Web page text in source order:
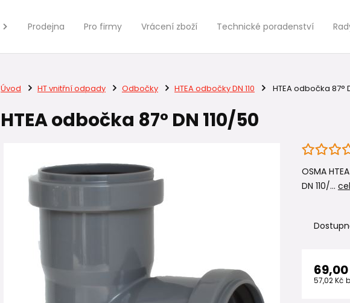
Prodejna Pro firmy Vrácení zboží Technické poradenství
Úvod HT vnitřní odpady Odbočky HTEA odbočky DN 110 HTEA odbočka 87°
HTEA odbočka 87° DN 110/50
OSMA
DN 110/...
57,02 Kč